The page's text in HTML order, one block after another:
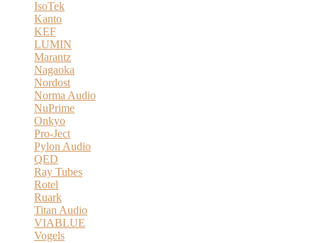
IsoTek
Kanto
KEF
LUMIN
Marantz
Nagaoka
Nordost
Norma Audio
NuPrime
Onkyo
Pro-Ject
Pylon Audio
QED
Ray Tubes
Rotel
Ruark
Titan Audio
VIABLUE
Vogels